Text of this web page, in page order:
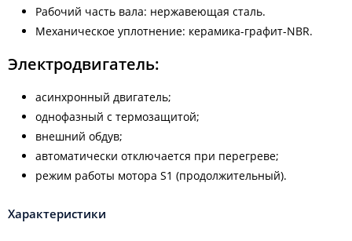
Рабочий часть вала: нержавеющая сталь.
Механическое уплотнение: керамика-графит-NBR.
Электродвигатель:
асинхронный двигатель;
однофазный с термозащитой;
внешний обдув;
автоматически отключается при перегреве;
режим работы мотора S1 (продолжительный).
Характеристики